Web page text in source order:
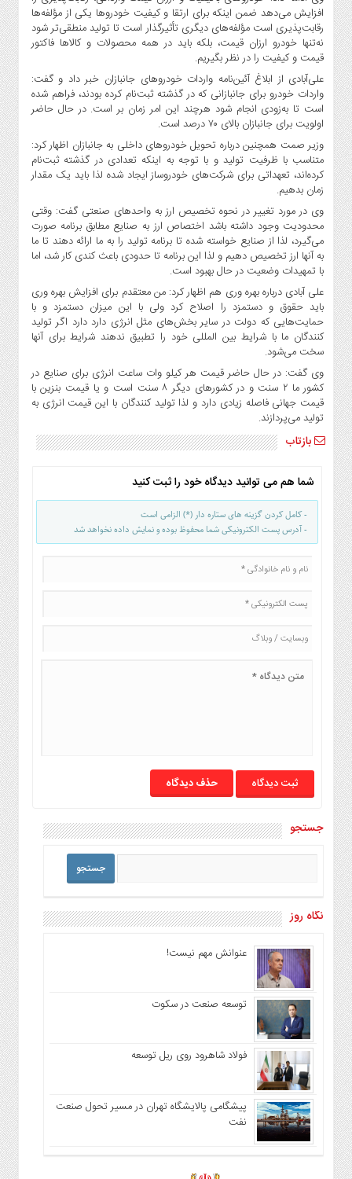
افزایش می‌دهد ضمن اینکه برای ارتقا و کیفیت خودروها یکی از مؤلفه‌ها
رقابت‌پذیری است مؤلفه‌های دیگری تأثیرگذار است تا تولید منطقی‌تر شود
نه‌تنها خودرو ارزان قیمت، بلکه باید در همه محصولات و کالاها فاکتور
قیمت و کیفیت را در نظر بگیریم.
علی‌آبادی از ابلاغ آئین‌نامه واردات خودروهای جانبازان خبر داد و گفت:
واردات خودرو برای جانبازانی که در گذشته ثبت‌نام کرده بودند، فراهم شده
است تا به‌زودی انجام شود هرچند این امر زمان بر است. در حال حاضر
اولویت برای جانبازان بالای ۷۰ درصد است.
وزیر صمت همچنین درباره تحویل خودروهای داخلی به جانبازان اظهار کرد:
متناسب با ظرفیت تولید و با توجه به اینکه تعدادی در گذشته ثبت‌نام
کرده‌اند، تعهداتی برای شرکت‌های خودروساز ایجاد شده لذا باید یک مقدار
زمان بدهیم.
وی در مورد تغییر در نحوه تخصیص ارز به واحدهای صنعتی گفت: وقتی
محدودیت وجود داشته باشد اختصاص ارز به صنایع مطابق برنامه صورت
می‌گیرد، لذا از صنایع خواسته شده تا برنامه تولید را به ما ارائه دهند تا ما
به آنها ارز تخصیص دهیم و لذا این برنامه تا حدودی باعث کندی کار شد، اما
با تمهیدات وضعیت در حال بهبود است.
علی آبادی درباره بهره وری هم اظهار کرد: من معتقدم برای افزایش بهره وری
باید حقوق و دستمزد را اصلاح کرد ولی با این میزان دستمزد و با
حمایت‌هایی که دولت در سایر بخش‌های مثل انرژی دارد دارد اگر تولید
کنندگان ما با شرایط بین المللی خود را تطبیق ندهند شرایط برای آنها
سخت می‌شود.
وی گفت: در حال حاضر قیمت هر کیلو وات ساعت انرژی برای صنایع در
کشور ما ۲ سنت و در کشورهای دیگر ۸ سنت است و یا قیمت بنزین با
قیمت جهانی فاصله زیادی دارد و لذا تولید کنندگان با این قیمت انرژی به
تولید می‌پردازند.
بازتاب
شما هم می توانید دیدگاه خود را ثبت کنید
- کامل کردن گزینه های ستاره دار (*) الزامی است
- آدرس پست الکترونیکی شما محفوظ بوده و نمایش داده نخواهد شد
حذف دیدگاه
جستجو
نگاه روز
عنوانش مهم نیست!
توسعه صنعت در سکوت
فولاد شاهرود روی ریل توسعه
پیشگامی پالایشگاه تهران در مسیر تحول صنعت
نفت